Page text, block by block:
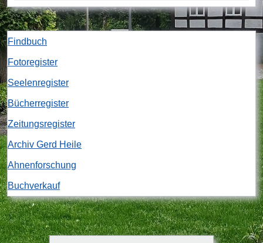
Findbuch
Fotoregister
Seelenregister
Bücherregister
Zeitungsregister
Archiv Gerd Heile
Ahnenforschung
Buchverkauf